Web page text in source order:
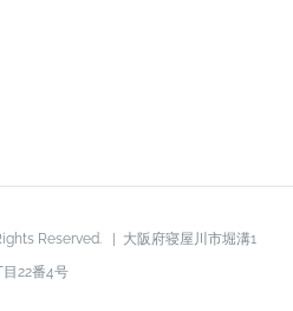
Reserved. | 大阪府寝屋川市堀溝1
目22番4号